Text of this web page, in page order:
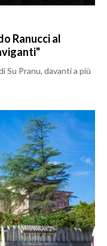
Ranucci al
Su Pranu, davanti a più